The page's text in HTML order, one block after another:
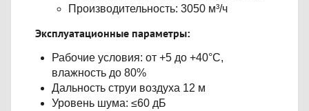
Производительность: 3050 м³/ч
Эксплуатационные параметры:
Рабочие условия: от +5 до +40°С,
влажность до 80%
Дальность струи воздуха 12 м
Уровень шума: ≤60 дБ